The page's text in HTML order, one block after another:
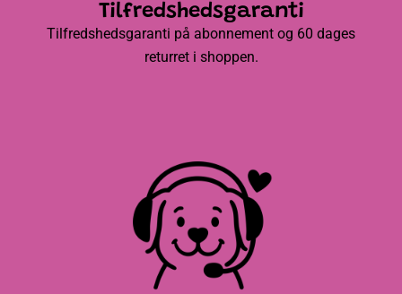
Tilfredshedsgaranti
Tilfredshedsgaranti på abonnement og 60 dages
returret i shoppen.